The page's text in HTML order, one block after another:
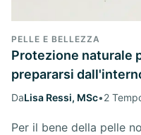
PELLE E BELLEZZA
Protezione naturale
prepararsi
DaLisa Ressi, MSc•2
Per il bene della pelle